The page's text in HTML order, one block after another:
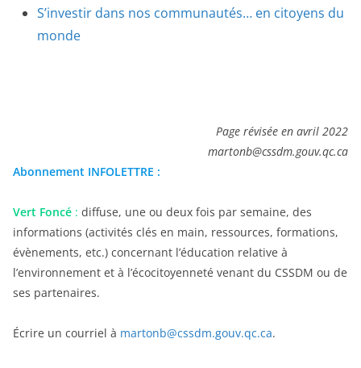
S’investir dans nos communautés… en citoyens du
monde
Page révisée en avril 2022
martonb@cssdm.gouv.qc.ca
Abonnement INFOLETTRE :
Vert Foncé : diffuse, une ou deux fois par semaine, des
informations (activités clés en main, ressources, formations,
évènements, etc.) concernant l’éducation relative à
l’environnement et à l’écocitoyenneté venant du CSSDM ou de
ses partenaires.
Écrire un courriel à martonb@cssdm.gouv.qc.ca.